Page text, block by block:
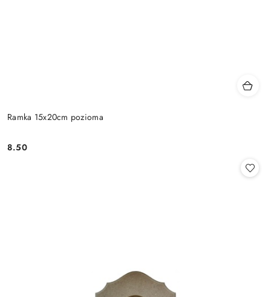
Ramka 15x20cm pozioma
Cena:
8.50